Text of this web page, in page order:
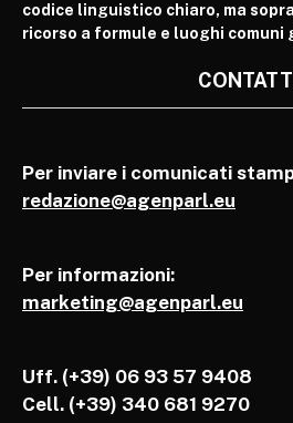
codice linguistico chiaro, ma
ricorso a formule e luoghi comuni
CONTATTI
Per inviare i comunicati
redazione@agenparl.eu
Per informazioni:
marketing@agenparl.eu
Uff. (+39) 06 93 57 9408
Cell. (+39) 340 681 9270